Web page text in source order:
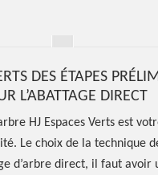
DES ÉTAPES
L’ABATTAGE DIRECT
HJ Espaces Verts est
Le choix de la technique
d’arbre direct, il faut avoir